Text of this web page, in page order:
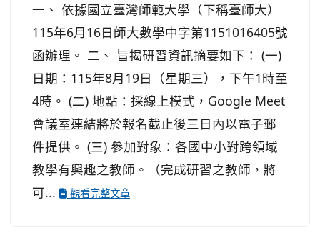
一、 依據國立臺灣師範大學（下稱臺師大）
115年6月16日師大數學中字第1151016405號
函辦理。 二、 旨揭研習資訊摘要如下： (一)
日期：115年8月19日（星期三），下午1時至
4時。 (二) 地點：採線上模式，Google Meet
會議室連結將於報名截止後三日內以電子郵
件提供。 (三) 參加對象：各國中小對跨領域
教學有興趣之教師。（完成研習之教師，將
可...
觀看完整文章